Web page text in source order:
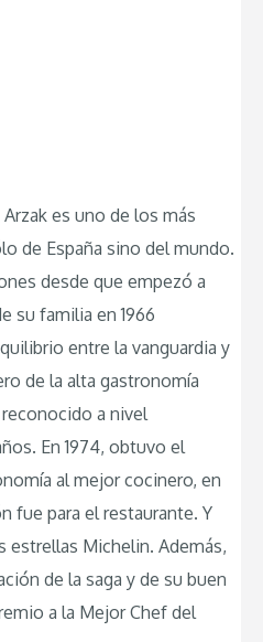
es uno de los más
de España sino del mundo.
desde que empezó a
su familia en 1966
entre la vanguardia y
de la alta gastronomía
a nivel
En 1974, obtuvo el
al mejor cocinero, en
fue para el restaurante. Y
estrellas Michelin. Además,
de la saga y de su buen
a la Mejor Chef del